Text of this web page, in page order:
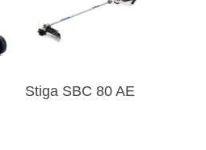
Stiga SBC 80 AE